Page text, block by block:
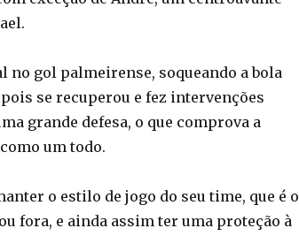
no gol palmeirense, soqueando a bola
se recuperou e fez intervenções
grande defesa, o que comprova a
um todo.
o estilo de jogo do seu time, que é o
fora, e ainda assim ter uma proteção à